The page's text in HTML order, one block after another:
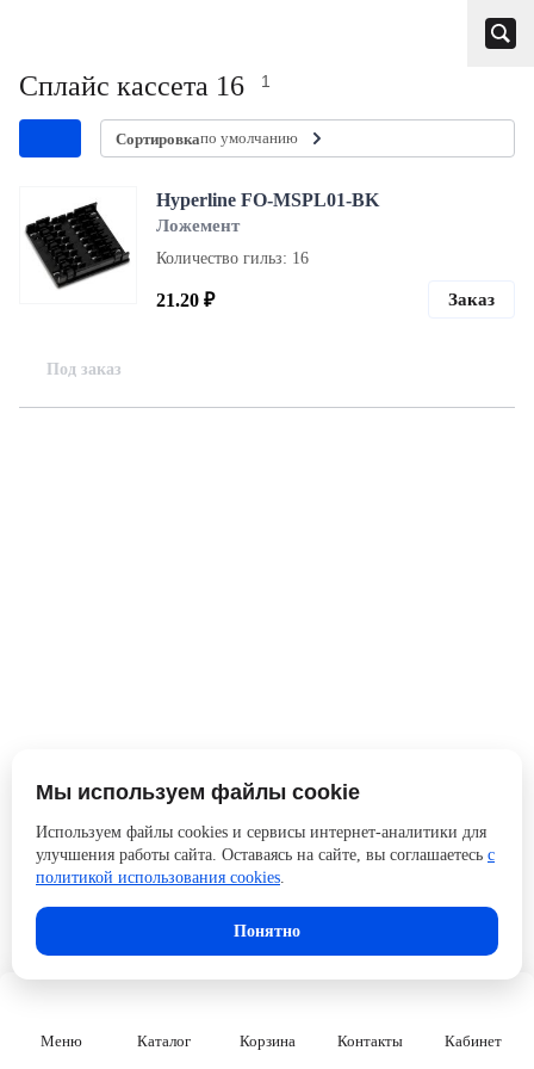
Меню Каталог Корзина Контакты Кабинет
Сплайс кассета 16 1
Сортировкапо умолчанию
Под заказ
Hyperline FO-MSPL01-BK
Ложемент
Количество гильз: 16
21.20 ₽ Заказ
Мы используем файлы cookie
Используем файлы cookies и сервисы интернет-аналитики для
улучшения работы сайта. Оставаясь на сайте, вы соглашаетесь с
политикой использования cookies.
Понятно